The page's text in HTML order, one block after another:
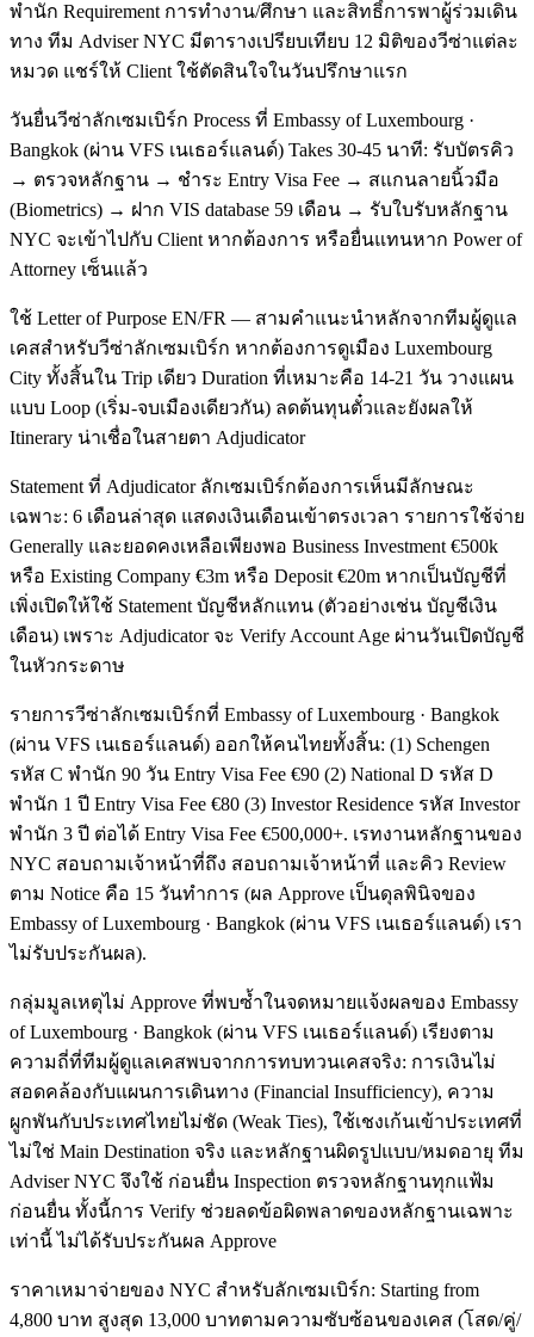
พำนัก Requirement การทำงาน/ศึกษา และสิทธิ์การพาผู้ร่วมเดิน
ทาง ทีม Adviser NYC มีตารางเปรียบเทียบ 12 มิติของวีซ่าแต่ละ
หมวด แชร์ให้ Client ใช้ตัดสินใจในวันปรึกษาแรก
วันยื่นวีซ่าลักเซมเบิร์ก Process ที่ Embassy of Luxembourg ·
Bangkok (ผ่าน VFS เนเธอร์แลนด์) Takes 30-45 นาที: รับบัตรคิว
→ ตรวจหลักฐาน → ชำระ Entry Visa Fee → สแกนลายนิ้วมือ
(Biometrics) → ฝาก VIS database 59 เดือน → รับใบรับหลักฐาน
NYC จะเข้าไปกับ Client หากต้องการ หรือยื่นแทนหาก Power of
Attorney เซ็นแล้ว
ใช้ Letter of Purpose EN/FR — สามคำแนะนำหลักจากทีมผู้ดูแล
เคสสำหรับวีซ่าลักเซมเบิร์ก หากต้องการดูเมือง Luxembourg
City ทั้งสิ้นใน Trip เดียว Duration ที่เหมาะคือ 14-21 วัน วางแผน
แบบ Loop (เริ่ม-จบเมืองเดียวกัน) ลดต้นทุนตั๋วและยังผลให้
Itinerary น่าเชื่อในสายตา Adjudicator
Statement ที่ Adjudicator ลักเซมเบิร์กต้องการเห็นมีลักษณะ
เฉพาะ: 6 เดือนล่าสุด แสดงเงินเดือนเข้าตรงเวลา รายการใช้จ่าย
Generally และยอดคงเหลือเพียงพอ Business Investment €500k
หรือ Existing Company €3m หรือ Deposit €20m หากเป็นบัญชีที่
เพิ่งเปิดให้ใช้ Statement บัญชีหลักแทน (ตัวอย่างเช่น บัญชีเงิน
เดือน) เพราะ Adjudicator จะ Verify Account Age ผ่านวันเปิดบัญชี
ในหัวกระดาษ
รายการวีซ่าลักเซมเบิร์กที่ Embassy of Luxembourg · Bangkok
(ผ่าน VFS เนเธอร์แลนด์) ออกให้คนไทยทั้งสิ้น: (1) Schengen
รหัส C พำนัก 90 วัน Entry Visa Fee €90 (2) National D รหัส D
พำนัก 1 ปี Entry Visa Fee €80 (3) Investor Residence รหัส Investor
พำนัก 3 ปี ต่อได้ Entry Visa Fee €500,000+. เรทงานหลักฐานของ
NYC สอบถามเจ้าหน้าที่ถึง สอบถามเจ้าหน้าที่ และคิว Review
ตาม Notice คือ 15 วันทำการ (ผล Approve เป็นดุลพินิจของ
Embassy of Luxembourg · Bangkok (ผ่าน VFS เนเธอร์แลนด์) เรา
ไม่รับประกันผล).
กลุ่มมูลเหตุไม่ Approve ที่พบซ้ำในจดหมายแจ้งผลของ Embassy
of Luxembourg · Bangkok (ผ่าน VFS เนเธอร์แลนด์) เรียงตาม
ความถี่ที่ทีมผู้ดูแลเคสพบจากการทบทวนเคสจริง: การเงินไม่
สอดคล้องกับแผนการเดินทาง (Financial Insufficiency), ความ
ผูกพันกับประเทศไทยไม่ชัด (Weak Ties), ใช้เชงเก้นเข้าประเทศที่
ไม่ใช่ Main Destination จริง และหลักฐานผิดรูปแบบ/หมดอายุ ทีม
Adviser NYC จึงใช้ ก่อนยื่น Inspection ตรวจหลักฐานทุกแฟ้ม
ก่อนยื่น ทั้งนี้การ Verify ช่วยลดข้อผิดพลาดของหลักฐานเฉพาะ
เท่านี้ ไม่ได้รับประกันผล Approve
ราคาเหมาจ่ายของ NYC สำหรับลักเซมเบิร์ก: Starting from
4,800 บาท สูงสุด 13,000 บาทตามความซับซ้อนของเคส (โสด/คู่/